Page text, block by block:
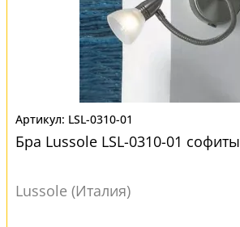
LSL-0310-01
Бра Lussole LSL-0310-01 софиты
Lussole (Италия)